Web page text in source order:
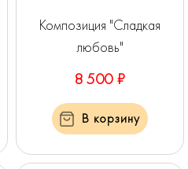
Композиция "Сладкая
любовь"
8 500 ₽
В корзину